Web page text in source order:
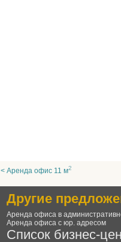
< Аренда офис 11 м2
Другие
Аренда офиса в
Аренда офиса с юр. адресом
Список бизнес-